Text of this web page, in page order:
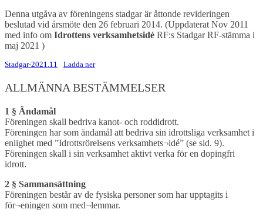
Denna utgåva av föreningens stadgar är åttonde revideringen
beslutad vid årsmöte den 26 februari 2014. (Uppdaterat Nov 2011
med info om Idrottens verksamhetsidé RF:s Stadgar RF-stämma i
maj 2021 )
Stadgar-2021.11 Ladda ner
ALLMÄNNA BESTÄMMELSER
1 § Ändamål
Föreningen skall bedriva kanot- och roddidrott.
Föreningen har som ändamål att bedriva sin idrottsliga verksamhet i
enlighet med ”Idrottsrörelsens verksamhets¬idé” (se sid. 9).
Föreningen skall i sin verksamhet aktivt verka för en dopingfri
idrott.
2 § Sammansättning
Föreningen består av de fysiska personer som har upptagits i
för¬eningen som med¬lemmar.